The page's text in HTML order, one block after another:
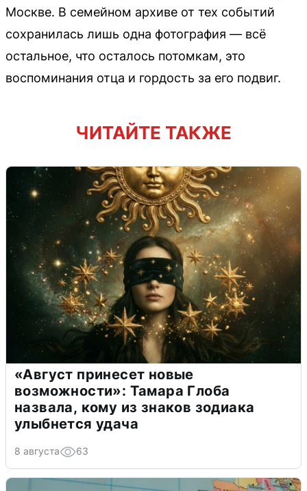
Москве. В семейном архиве от тех событий
сохранилась лишь одна фотография — всё
остальное, что осталось потомкам, это
воспоминания отца и гордость за его подвиг.
ЧИТАЙТЕ ТАКЖЕ
«Август принесет новые
возможности»: Тамара Глоба
назвала, кому из знаков зодиака
улыбнется удача
8 августа 63